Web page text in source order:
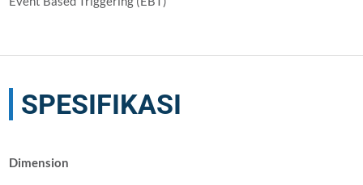
SPESIFIKASI
Dimension